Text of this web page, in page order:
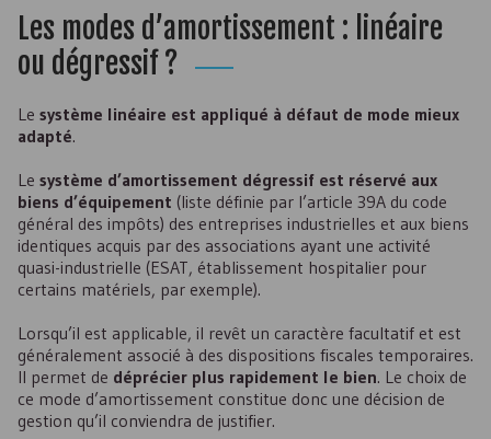
Les modes d’amortissement : linéaire
ou dégressif ?
Le système linéaire est appliqué à défaut de mode mieux
adapté.
Le système d’amortissement dégressif est réservé aux
biens d’équipement (liste définie par l’article 39A du code
général des impôts) des entreprises industrielles et aux biens
identiques acquis par des associations ayant une activité
quasi-industrielle (ESAT, établissement hospitalier pour
certains matériels, par exemple).
Lorsqu’il est applicable, il revêt un caractère facultatif et est
généralement associé à des dispositions fiscales temporaires.
Il permet de déprécier plus rapidement le bien. Le choix de
ce mode d’amortissement constitue donc une décision de
gestion qu’il conviendra de justifier.